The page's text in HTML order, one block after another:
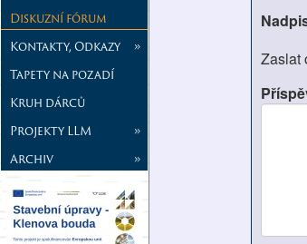
Diskuzní fórum
Kontakty, Odkazy
»
Tapety na pozadí
Kruh dárců
Projekty LLM
»
Archiv
»
Zaslat